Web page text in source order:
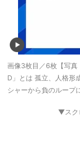
画像3枚目／6枚 【写
D」とは 孤立、人格形
シャーから負のルー
▼スク